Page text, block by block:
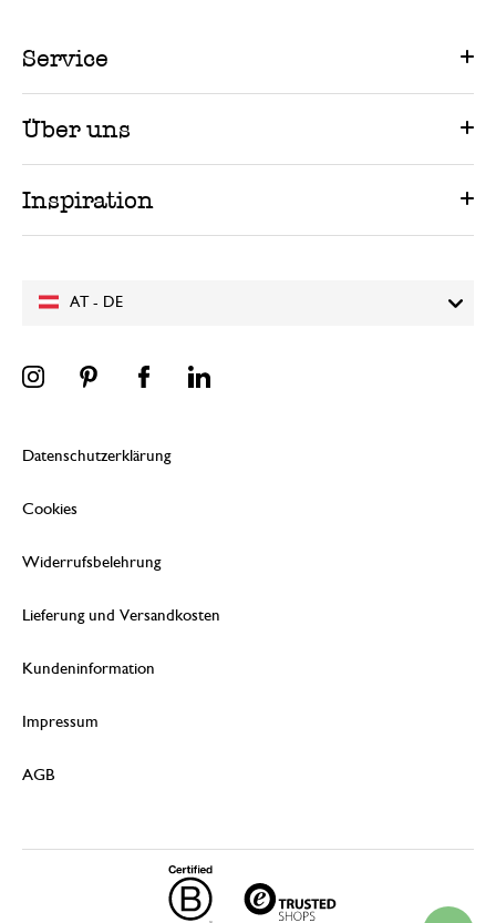
AT - DE
Service
Über uns
Inspiration
Datenschutzerklärung
Cookies
Widerrufsbelehrung
Lieferung und Versandkosten
Kundeninformation
Impressum
AGB